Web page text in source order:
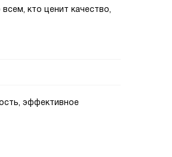
кто ценит качество,
эффективное